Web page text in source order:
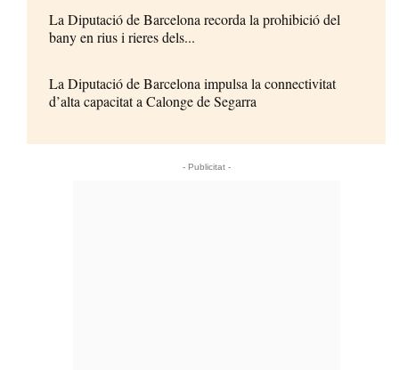
La Diputació de Barcelona recorda la prohibició del
bany en rius i rieres dels...
La Diputació de Barcelona impulsa la connectivitat
d’alta capacitat a Calonge de Segarra
- Publicitat -